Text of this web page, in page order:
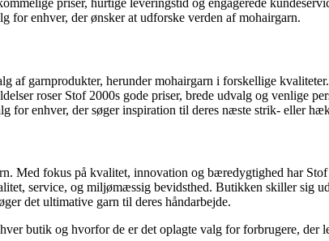
priser, hurtige leveringstid og engagerede
for enhver, der ønsker at udforske verden af mohairgarn.
af garnprodukter, herunder mohairgarn i forskellige
roser Stof 2000s gode priser, brede udvalg og venlige
for enhver, der søger inspiration til deres næste strik- eller
Med fokus på kvalitet, innovation og bæredygtighed har
service, og miljømæssig bevidsthed. Butikken skiller sig
det ultimative garn til deres håndarbejde.
butik og hvorfor de er det oplagte valg for forbrugere, der